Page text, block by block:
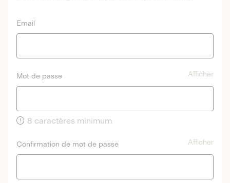
Email
Mot de passe Afficher
8 caractères minimum
Confirmation de mot de passe Afficher